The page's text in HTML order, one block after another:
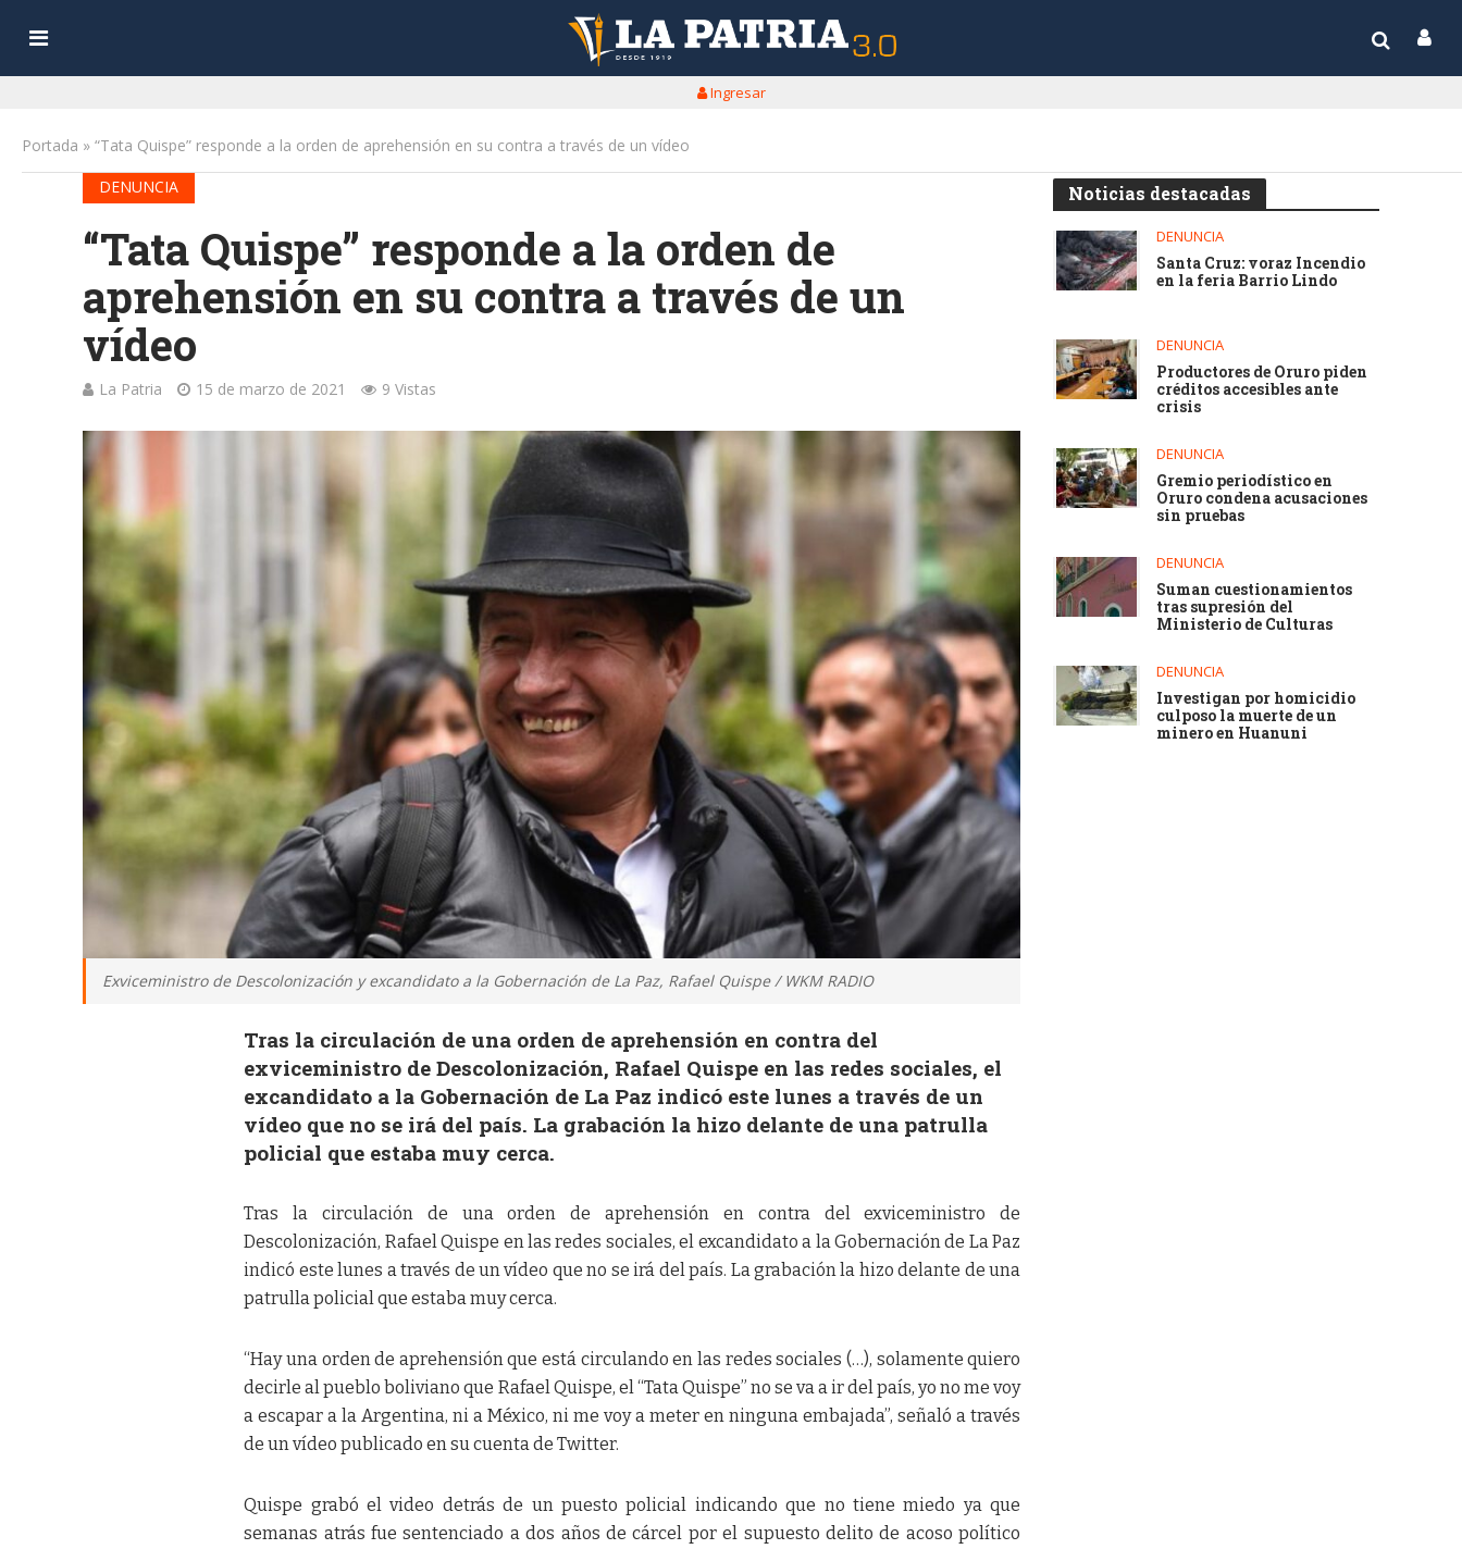
Ingresar
Portada » “Tata Quispe” responde a la orden de aprehensión en su contra a través de un vídeo
DENUNCIA
“Tata Quispe” responde a la orden de
aprehensión en su contra a través de un
vídeo
La Patria 15 de marzo de 2021 9 Vistas
Exviceministro de Descolonización y excandidato a la Gobernación de La Paz, Rafael Quispe / WKM RADIO
Tras la circulación de una orden de aprehensión en contra del
exviceministro de Descolonización, Rafael Quispe en las redes sociales, el
excandidato a la Gobernación de La Paz indicó este lunes a través de un
vídeo que no se irá del país. La grabación la hizo delante de una patrulla
policial que estaba muy cerca.
Tras la circulación de una orden de aprehensión en contra del exviceministro de
Descolonización, Rafael Quispe en las redes sociales, el excandidato a la Gobernación de La Paz
indicó este lunes a través de un vídeo que no se irá del país. La grabación la hizo delante de una
patrulla policial que estaba muy cerca.
“Hay una orden de aprehensión que está circulando en las redes sociales (…), solamente quiero
decirle al pueblo boliviano que Rafael Quispe, el “Tata Quispe” no se va a ir del país, yo no me voy
a escapar a la Argentina, ni a México, ni me voy a meter en ninguna embajada”, señaló a través
de un vídeo publicado en su cuenta de Twitter.
Quispe grabó el video detrás de un puesto policial indicando que no tiene miedo ya que
semanas atrás fue sentenciado a dos años de cárcel por el supuesto delito de acoso político
Noticias destacadas
DENUNCIA
Santa Cruz: voraz Incendio
en la feria Barrio Lindo
DENUNCIA
Productores de Oruro piden
créditos accesibles ante
crisis
DENUNCIA
Gremio periodístico en
Oruro condena acusaciones
sin pruebas
DENUNCIA
Suman cuestionamientos
tras supresión del
Ministerio de Culturas
DENUNCIA
Investigan por homicidio
culposo la muerte de un
minero en Huanuni